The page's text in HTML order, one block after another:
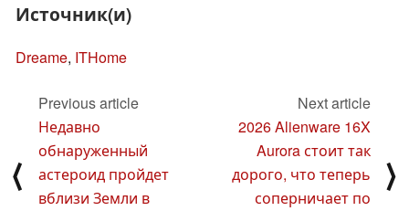
Источник(и)
Dreame, ITHome
⟨
Previous article
Недавно
обнаруженный
астероид пройдет
вблизи Земли в
Next article
2026 Alienware 16X
Aurora стоит так
дорого, что теперь
соперничает по
⟩